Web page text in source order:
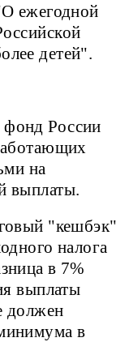
ежегодной
детей".
России
на
выплаты.
"кешбэк"
налога
в 7%
выплаты
должен
в